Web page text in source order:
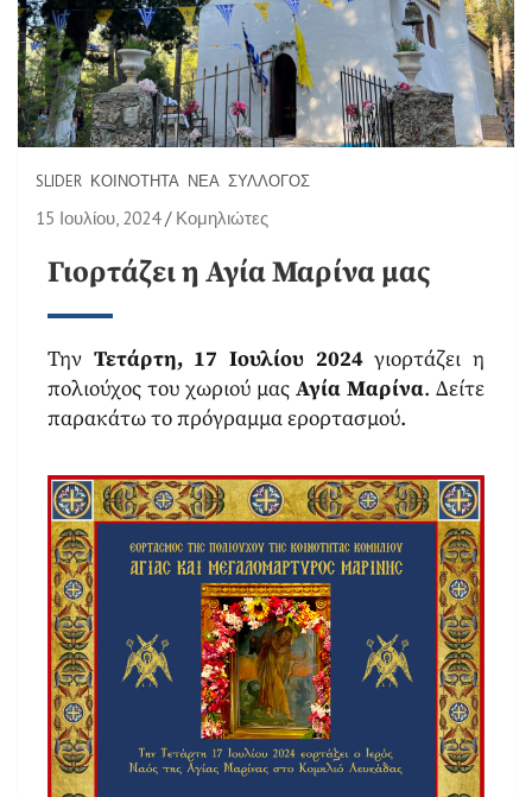
SLIDER ΚΟΙΝΌΤΗΤΑ ΝΈΑ ΣΎΛΛΟΓΟΣ
15 Ιουλίου, 2024 Κομηλιώτες
Γιορτάζει η Αγία Μαρίνα μας
Την Τετάρτη, 17 Ιουλίου 2024γιορτάζει η
πολιούχος του χωριού μας Αγία Μαρίνα. Δείτε
παρακάτω το πρόγραμμα ερορτασμού.